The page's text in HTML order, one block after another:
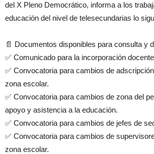
del X Pleno Democrático, informa a los
educación del nivel de telesecundarias lo
📄 Documentos disponibles para consulta y
✅ Comunicado para la incorporación
✅ Convocatoria para cambios de
zona escolar.
✅ Convocatoria para cambios de zona del
apoyo y asistencia a la educación.
✅ Convocatoria para cambios de jefes de
✅ Convocatoria para cambios de
zona escolar.